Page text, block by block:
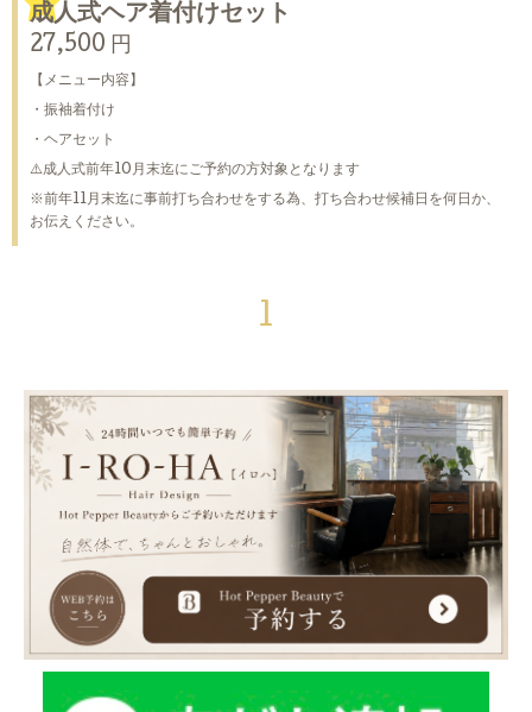
成人式ヘア着付けセット
27,500 円
【メニュー内容】
・振袖着付け
・ヘアセット
⚠️成人式前年10月末迄にご予約の方対象となります
※前年11月末迄に事前打ち合わせをする為、打ち合わせ候補日を何日か、
お伝えください。
1